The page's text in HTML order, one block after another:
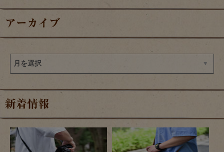
アーカイブ
新着情報